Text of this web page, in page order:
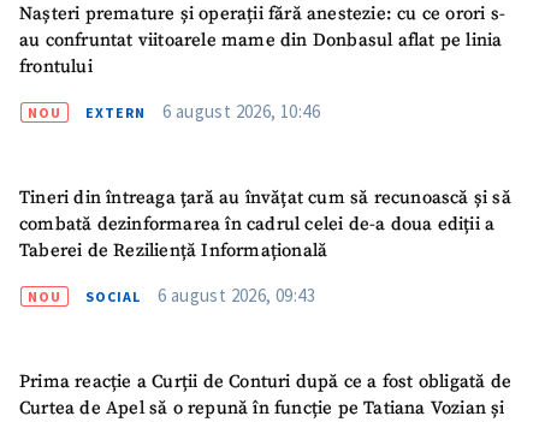
Nașteri premature și operații fără anestezie: cu ce orori s-
au confruntat viitoarele mame din Donbasul aflat pe linia
frontului
NOU EXTERN 6 august 2026, 10:46
Tineri din întreaga țară au învățat cum să recunoască și să
combată dezinformarea în cadrul celei de-a doua ediții a
Taberei de Reziliență Informațională
NOU SOCIAL 6 august 2026, 09:43
Prima reacție a Curții de Conturi după ce a fost obligată de
Curtea de Apel să o repună în funcție pe Tatiana Vozian și
Fotografie
+ Încarcă imagine